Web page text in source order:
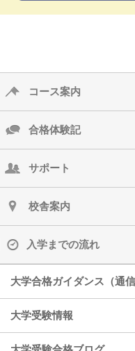
コース案内
合格体験記
サポート
校舎案内
入学までの流れ
大学合格ガイダンス（通
大学受験情報